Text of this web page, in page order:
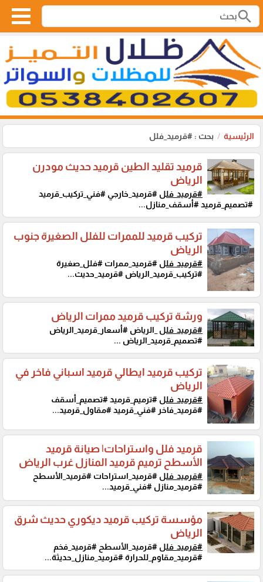
search
الرئيسية بحث : #قرميد_فلل
قرميد تقليد الطين قرميد حديث مودرن
الرياض
#قرميد_فلل #قرميد_خارجي #فني_تركيب_قرميد
#تصميم_قرميد #أسقف_منازل...
تركيب قرميد للممرات للفلل الصغيرة جنوب
الرياض
#قرميد_فلل #قرميد_ممرات #فلل_صغيرة
#تركيب_قرميد_الرياض #قرميد_حديث...
ورشة تركيب قرميد ممرات الرياض
#قرميد_فلل _الرياض #أسعار_قرميد_الرياض
#تصميم_قرميد_الرياض ...
تركيب قرميد ايطالي قرميد اسباني فاخر في
الرياض
#قرميد_فلل #ترميم_قرميد #تصميم_أسقف
#قرميد_فاخر #فني_قرميد #مقاول_قرميد...
قرميد فلل واستراحات| صيانة قرميد
الأسطح ترميم قرميد المنازل غرب الرياض
#قرميد_فلل #قرميد_استراحات #قرميد_الأسطح
#قرميد_منازل #فني_قرميد...
مؤسسة تركيب قرميد ديكوري حديث شرق
الرياض
#قرميد_فلل #قرميد_الأسطح #قرميد_فخم
#قرميد_مقاوم_للحرارة #قرميد_منازل_حديثة...